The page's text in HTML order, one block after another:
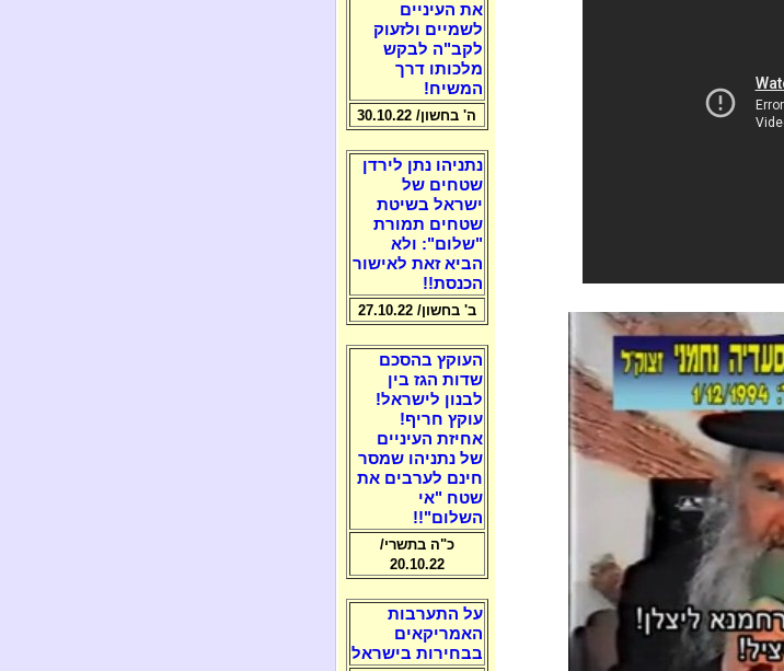
את העיניים
לשמיים ולזעוק
לקב"ה לבקש
מלכותו דרך
המשיח!
ה' בחשון/ 30.10.22
נתניהו נתן לירדן
שטחים של
ישראל בשיטת
שטחים תמורת
"שלום": ולא
הביא זאת לאישור
הכנסת!!
ב' בחשון/ 27.10.22
העוקץ בהסכם
שדות הגז בין
לבנון לישראל!
עוקץ חריף!
אחיזת העיניים
של נתניהו שמסר
חינם לערבים את
שטח "אי
השלום"!!
כ"ה בתשרי/
20.10.22
על התערבות
האמריקאים
בבחירות בישראל